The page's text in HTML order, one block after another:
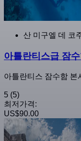
산 미구엘 데 코
아틀란티스급 잠
아틀란티스 잠수함 본
5 (5)
최저가격:
US$90.00